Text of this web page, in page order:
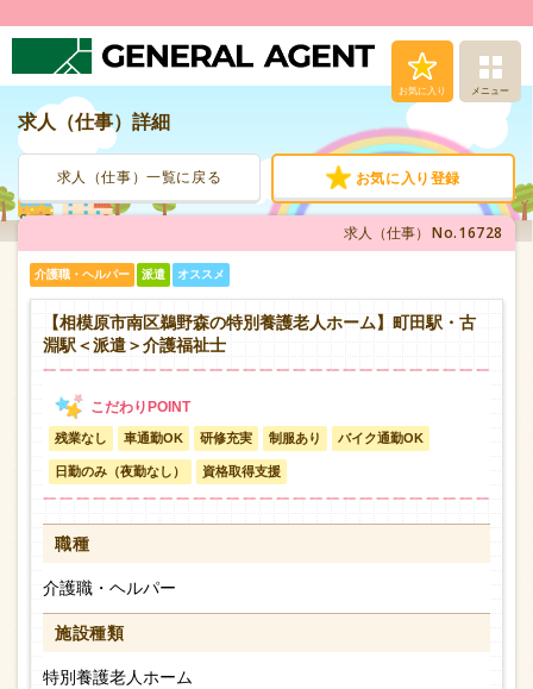
お気に入り メニュー
人材派遣サービス
転職支援サービス
登録から就業まで
お問い合わせ
求人（仕事）詳細
求人（仕事）一覧に戻る お気に入り登録
求人（仕事） No.16728
介護職・ヘルパー 派遣 オススメ
【相模原市南区鵜野森の特別養護老人ホーム】町田駅・古
淵駅＜派遣＞介護福祉士
残業なし 車通勤OK 研修充実 制服あり バイク通勤OK
日勤のみ（夜勤なし） 資格取得支援
職種
介護職・ヘルパー
施設種類
特別養護老人ホーム